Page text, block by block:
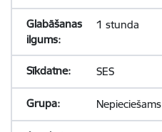
1 stunda
SES
Nepieciešams